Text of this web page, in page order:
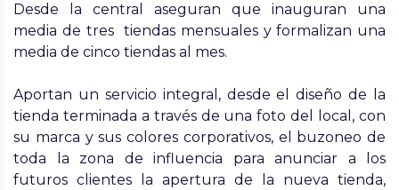
Desde la central aseguran que inauguran una
media de tres tiendas mensuales y formalizan una
media de cinco tiendas al mes.
Aportan un servicio integral, desde el diseño de la
tienda terminada a través de una foto del local, con
su marca y sus colores corporativos, el buzoneo de
toda la zona de influencia para anunciar a los
futuros clientes la apertura de la nueva tienda,